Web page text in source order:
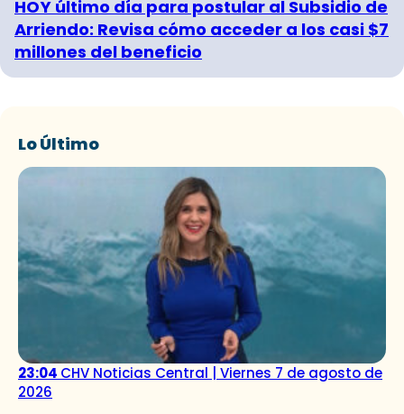
HOY último día para postular al Subsidio de
Arriendo: Revisa cómo acceder a los casi $7
millones del beneficio
Lo Último
23:04 CHV Noticias Central | Viernes 7 de agosto de
2026